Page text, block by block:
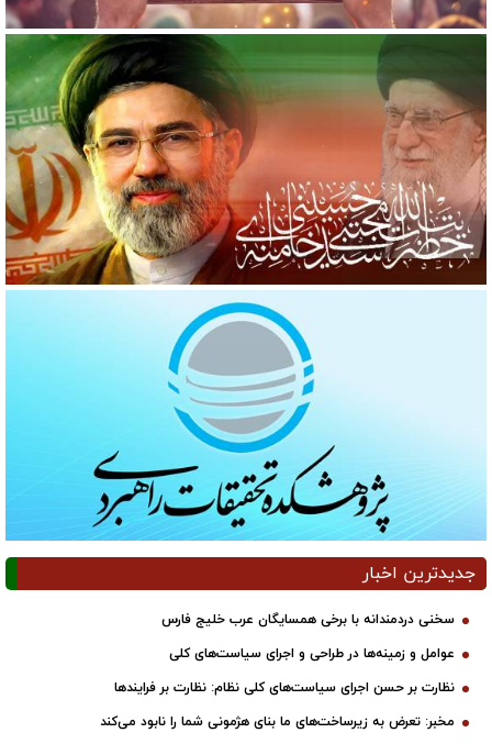
جدیدترین اخبار
سخنی دردمندانه با برخی همسایگان عرب خلیج فارس
عوامل و زمینه‌ها در طراحی و اجرای سیاست‌های کلی
نظارت بر حسن اجرای سیاست‌های کلی نظام: نظارت بر فرایندها
مخبر: تعرض به زیرساخت‌های ما بنای هژمونی شما را نابود می‌کند